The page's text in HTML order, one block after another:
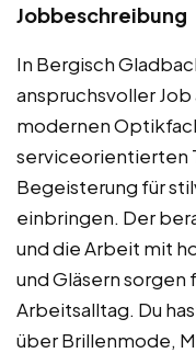
Jobbeschreibung
In Bergisch
anspruchsvoller Job
modernen
serviceorientierten
Begeisterung für
einbringen. Der
und die Arbeit mit
und Gläsern
Arbeitsalltag. Du
über Brillenmode,